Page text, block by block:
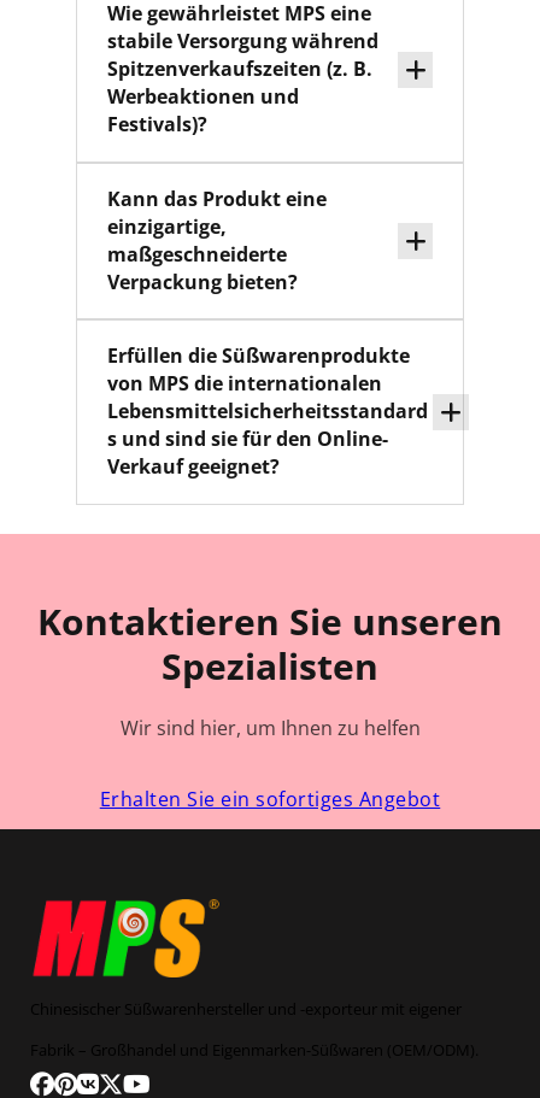
Wie gewährleistet MPS eine
stabile Versorgung während
Spitzenverkaufszeiten (z. B.
Werbeaktionen und
Festivals)?
Kann das Produkt eine
einzigartige,
maßgeschneiderte
Verpackung bieten?
Erfüllen die Süßwarenprodukte
von MPS die internationalen
Lebensmittelsicherheitsstandard
s und sind sie für den Online-
Verkauf geeignet?
Kontaktieren Sie unseren
Spezialisten
Wir sind hier, um Ihnen zu helfen
Erhalten Sie ein sofortiges Angebot
Chinesischer Süßwarenhersteller und -exporteur mit eigener
Fabrik – Großhandel und Eigenmarken-Süßwaren (OEM/ODM).
Folge uns auf Facebook
Folgen Sie uns auf Pinterest
Folgen Sie uns auf VK
Folgen Sie uns auf X